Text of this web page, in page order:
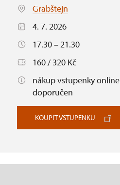
Grabštejn
4. 7. 2026
17.30 – 21.30
160 / 320 Kč
nákup vstupenky online
doporučen
KOUPIT VSTUPENKU